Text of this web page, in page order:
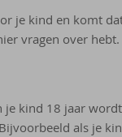
je kind en komt
vragen over hebt.
je kind 18 jaar
als je